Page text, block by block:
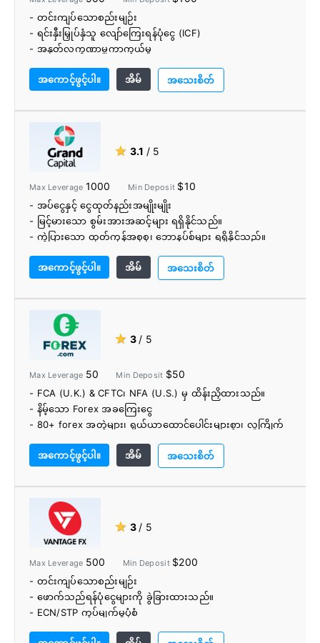
- တင်းကျပ်သောစည်းမျဉ်း
- ရင်းနှီးမြှုပ်နှံသူ လျော်ကြေးရန်ပုံငွေ (ICF)
- အနုတ်လက္ခဏာမှူကာကွယ်မှု
- ရံပုံငွေရှာနည်းများ
- PAMM အကောင့်များ
- ပိုင်ဆိုင်မှုဆိုင်ရာစီမံခန့်ခွဲခြင်း
- Robo-အကြံပေးပုဂ္ဂိုလ်
အကောင့်ဖွင့်ပါ။ အိမ် အသေးစိတ်
★ 3.1 / 5
Max Leverage 1000 Min Deposit $10
- အပ်ငွေနှင့် ငွေထုတ်နည်းအမျိုးမျိုး
- မြင့်မားသော စွမ်းအားအဆင့်များ ရရှိနိုင်သည်။
- ကွဲပြားသော ထုတ်ကုန်အစုစု၊ ဘောနပ်စ်များ ရရှိနိုင်သည်။
- RAMM နှင့် LAMM ရင်းနှီးမြှုပ်နှံမှု ရွေးချယ်မှုများ
- ဘာသာစကားမျိုးစုံ ဖောက်သည် ပံ့ပိုးကူညီရေးအဖွဲ့
- ကမ္ဘာတစ်ဝှမ်းတွင် ကုမ္ပဏီ၏ ရုံးခွဲပေါင်း ၄၀ ကျော် လည်ပတ်
လျက်ရှိသည်။
အကောင့်ဖွင့်ပါ။ အိမ် အသေးစိတ်
★ 3 / 5
Max Leverage 50 Min Deposit $50
- FCA (U.K.) & CFTC၊ NFA (U.S.) မှ ထိန်းညှိထားသည်။
- နိမ့်သော Forex အခကြေးငွေ
- 80+ forex အတွဲများ၊ ရှယ်ယာထောင်ပေါင်းများစွာ၊ လူကြိုက်
ကမ္ဘာလုံးဆိုင်ရာ စျေးကွက်ပေါင်း 4,500+ ကို ကုန်သွယ်မှုပြုပါ။
- ဝဘ်ပလက်ဖောင်းတွင် တည်ဆောက်ထားသော TradingView
ဇယားများ
- ကျယ်ပြန့်သော ပညာရေးနှင့် သုတေသနကိရိယာများ
အကောင့်ဖွင့်ပါ။ အိမ် အသေးစိတ်
★ 3 / 5
Max Leverage 500 Min Deposit $200
- တင်းကျပ်သောစည်းမျဉ်း
- ဖောက်သည်ရန်ပုံငွေများကို ခွဲခြားထားသည်။
- ECN/STP ကွပ်မျက်မှုပုံစံ